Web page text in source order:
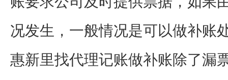
况发生，一般情况是可以做补账
惠新里找代理记账做补账除了漏